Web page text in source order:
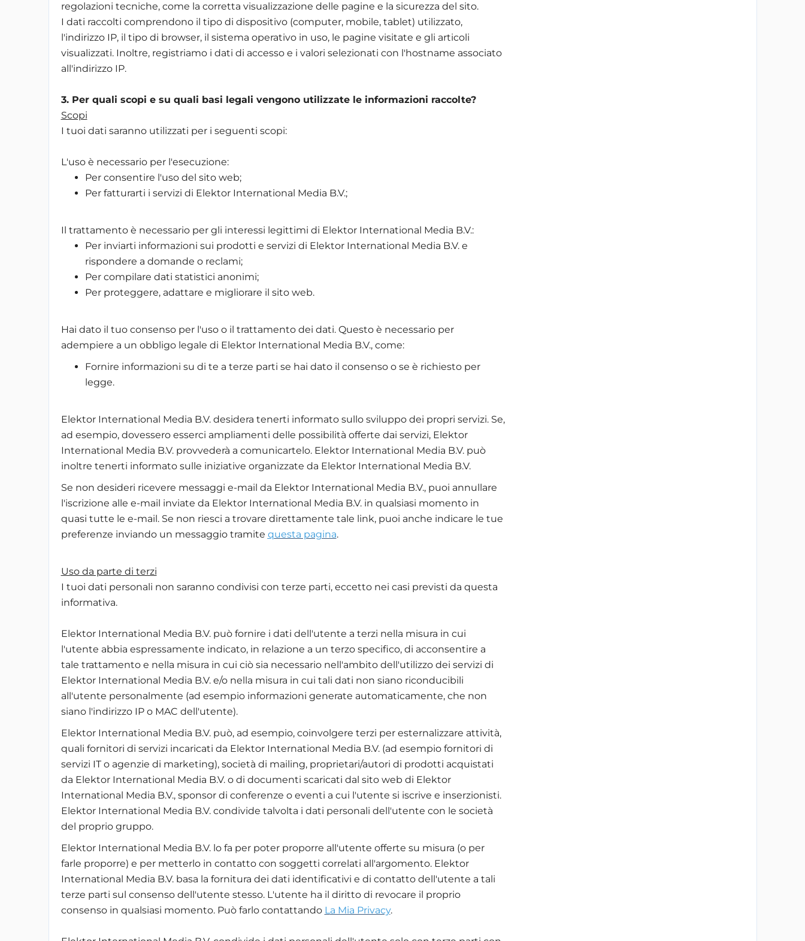
regolazioni tecniche, come la corretta visualizzazione delle pagine e la sicurezza del sito.
I dati raccolti comprendono il tipo di dispositivo (computer, mobile, tablet) utilizzato,
l'indirizzo IP, il tipo di browser, il sistema operativo in uso, le pagine visitate e gli articoli
visualizzati. Inoltre, registriamo i dati di accesso e i valori selezionati con l'hostname associato
all'indirizzo IP.
3. Per quali scopi e su quali basi legali vengono utilizzate le informazioni raccolte?
Scopi
I tuoi dati saranno utilizzati per i seguenti scopi:
L'uso è necessario per l'esecuzione:
Per consentire l'uso del sito web;
Per fatturarti i servizi di Elektor International Media B.V.;
Il trattamento è necessario per gli interessi legittimi di Elektor International Media B.V.:
Per inviarti informazioni sui prodotti e servizi di Elektor International Media B.V. e
rispondere a domande o reclami;
Per compilare dati statistici anonimi;
Per proteggere, adattare e migliorare il sito web.
Hai dato il tuo consenso per l'uso o il trattamento dei dati. Questo è necessario per
adempiere a un obbligo legale di Elektor International Media B.V., come:
Fornire informazioni su di te a terze parti se hai dato il consenso o se è richiesto per
legge.
Elektor International Media B.V. desidera tenerti informato sullo sviluppo dei propri servizi. Se,
ad esempio, dovessero esserci ampliamenti delle possibilità offerte dai servizi, Elektor
International Media B.V. provvederà a comunicartelo. Elektor International Media B.V. può
inoltre tenerti informato sulle iniziative organizzate da Elektor International Media B.V.
Se non desideri ricevere messaggi e-mail da Elektor International Media B.V., puoi annullare
l'iscrizione alle e-mail inviate da Elektor International Media B.V. in qualsiasi momento in
quasi tutte le e-mail. Se non riesci a trovare direttamente tale link, puoi anche indicare le tue
preferenze inviando un messaggio tramite questa pagina.
Uso da parte di terzi
I tuoi dati personali non saranno condivisi con terze parti, eccetto nei casi previsti da questa
informativa.
Elektor International Media B.V. può fornire i dati dell'utente a terzi nella misura in cui
l'utente abbia espressamente indicato, in relazione a un terzo specifico, di acconsentire a
tale trattamento e nella misura in cui ciò sia necessario nell'ambito dell'utilizzo dei servizi di
Elektor International Media B.V. e/o nella misura in cui tali dati non siano riconducibili
all'utente personalmente (ad esempio informazioni generate automaticamente, che non
siano l'indirizzo IP o MAC dell'utente).
Elektor International Media B.V. può, ad esempio, coinvolgere terzi per esternalizzare attività,
quali fornitori di servizi incaricati da Elektor International Media B.V. (ad esempio fornitori di
servizi IT o agenzie di marketing), società di mailing, proprietari/autori di prodotti acquistati
da Elektor International Media B.V. o di documenti scaricati dal sito web di Elektor
International Media B.V., sponsor di conferenze o eventi a cui l'utente si iscrive e inserzionisti.
Elektor International Media B.V. condivide talvolta i dati personali dell'utente con le società
del proprio gruppo.
Elektor International Media B.V. lo fa per poter proporre all'utente offerte su misura (o per
farle proporre) e per metterlo in contatto con soggetti correlati all'argomento. Elektor
International Media B.V. basa la fornitura dei dati identificativi e di contatto dell'utente a tali
terze parti sul consenso dell'utente stesso. L'utente ha il diritto di revocare il proprio
consenso in qualsiasi momento. Può farlo contattando La Mia Privacy.